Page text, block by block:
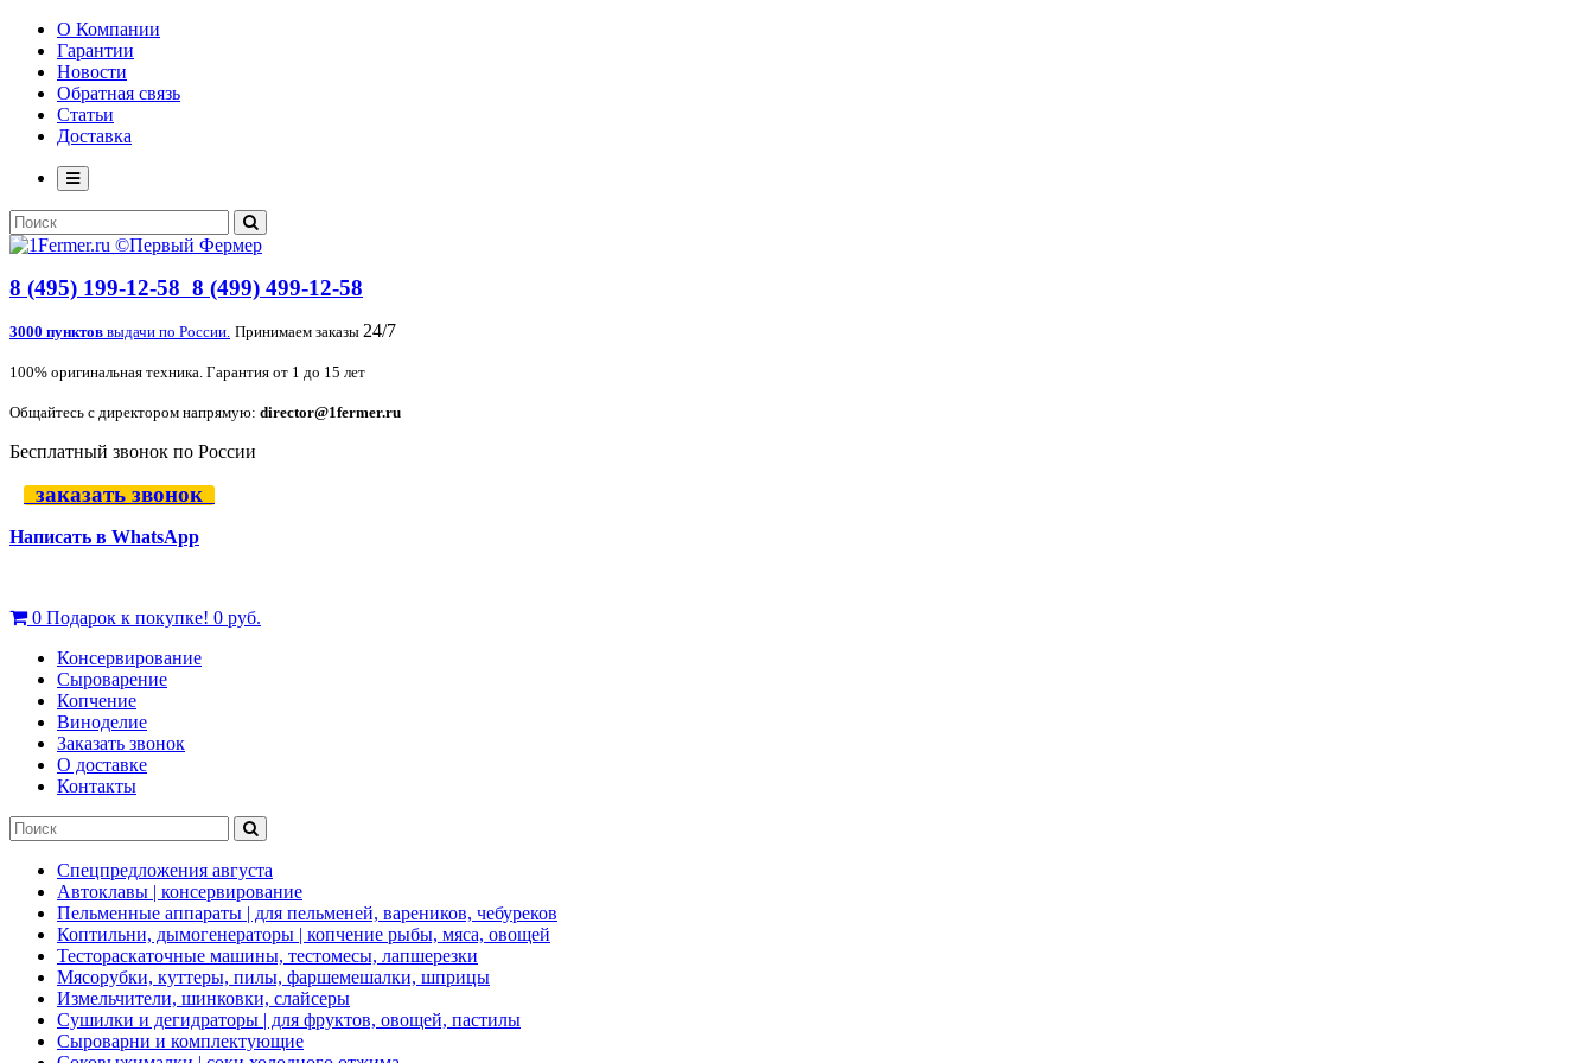
О Компании
Гарантии
Новости
Обратная связь
Статьи
Доставка
8 (495) 199-12-58 8 (499) 499-12-58
3000 пунктов выдачи по России. Принимаем заказы 24/7
100% оригинальная техника. Гарантия от 1 до 15 лет
Общайтесь с директором напрямую: director@1fermer.ru
Бесплатный звонок по России
заказать звонок
Написать в WhatsApp
0 Подарок к покупке! 0 руб.
Консервирование
Сыроварение
Копчение
Виноделие
Заказать звонок
О доставке
Контакты
Спецпредложения августа
Автоклавы | консервирование
Пельменные аппараты | для пельменей, вареников, чебуреков
Коптильни, дымогенераторы | копчение рыбы, мяса, овощей
Тестораскаточные машины, тестомесы, лапшерезки
Мясорубки, куттеры, пилы, фаршемешалки, шприцы
Измельчители, шинковки, слайсеры
Сушилки и дегидраторы | для фруктов, овощей, пастилы
Сыроварни и комплектующие